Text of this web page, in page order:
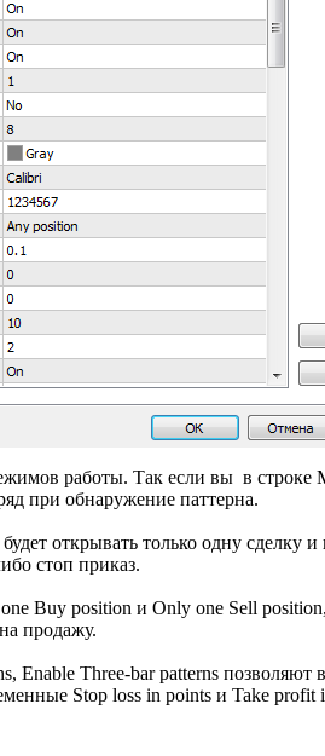
работы. Так если вы в
при обнаружение паттерна.
открывать только одну сделку и
стоп приказ.
Buy position и Only one Sell
продажу.
Enable Three-bar patterns
Stop loss in points и Take profit